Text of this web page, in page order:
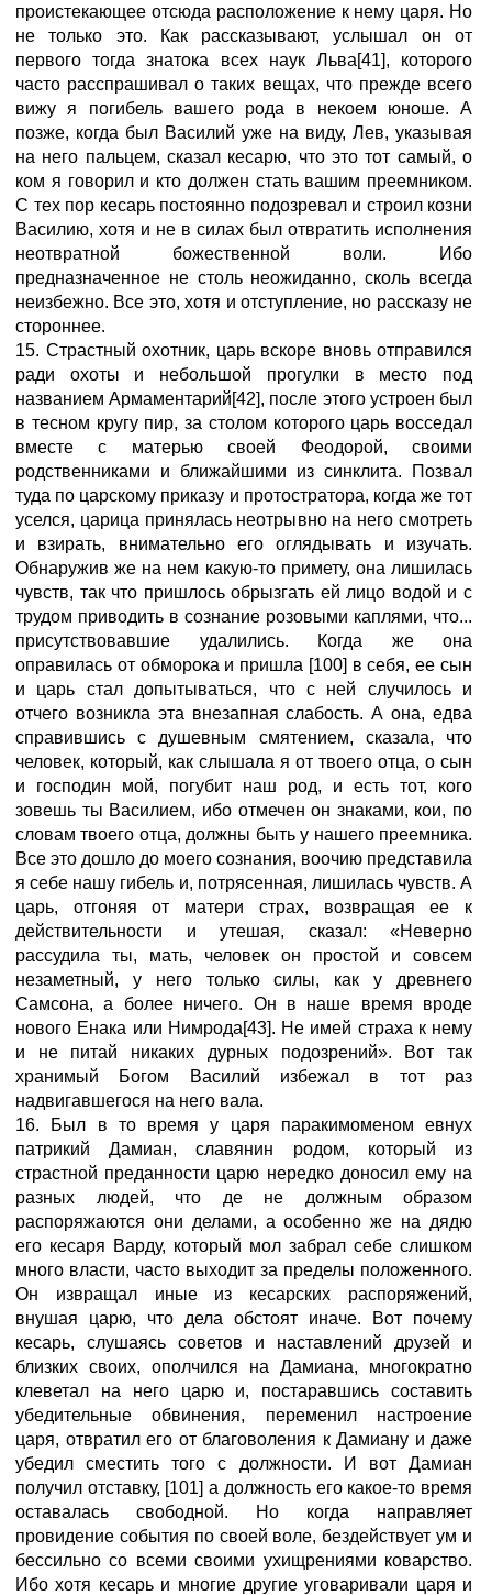
проистекающее отсюда расположение к нему царя. Но
не только это. Как рассказывают, услышал он от
первого тогда знатока всех наук Льва[41], которого
часто расспрашивал о таких вещах, что прежде всего
вижу я погибель вашего рода в некоем юноше. А
позже, когда был Василий уже на виду, Лев, указывая
на него пальцем, сказал кесарю, что это тот самый, о
ком я говорил и кто должен стать вашим преемником.
С тех пор кесарь постоянно подозревал и строил козни
Василию, хотя и не в силах был отвратить исполнения
неотвратной божественной воли. Ибо
предназначенное не столь неожиданно, сколь всегда
неизбежно. Все это, хотя и отступление, но рассказу не
стороннее.
15. Страстный охотник, царь вскоре вновь отправился
ради охоты и небольшой прогулки в место под
названием Армаментарий[42], после этого устроен был
в тесном кругу пир, за столом которого царь восседал
вместе с матерью своей Феодорой, своими
родственниками и ближайшими из синклита. Позвал
туда по царскому приказу и протостратора, когда же тот
уселся, царица принялась неотрывно на него смотреть
и взирать, внимательно его оглядывать и изучать.
Обнаружив же на нем какую-то примету, она лишилась
чувств, так что пришлось обрызгать ей лицо водой и с
трудом приводить в сознание розовыми каплями, что...
присутствовавшие удалились. Когда же она
оправилась от обморока и пришла [100] в себя, ее сын
и царь стал допытываться, что с ней случилось и
отчего возникла эта внезапная слабость. А она, едва
справившись с душевным смятением, сказала, что
человек, который, как слышала я от твоего отца, о сын
и господин мой, погубит наш род, и есть тот, кого
зовешь ты Василием, ибо отмечен он знаками, кои, по
словам твоего отца, должны быть у нашего преемника.
Все это дошло до моего сознания, воочию представила
я себе нашу гибель и, потрясенная, лишилась чувств. А
царь, отгоняя от матери страх, возвращая ее к
действительности и утешая, сказал: «Неверно
рассудила ты, мать, человек он простой и совсем
незаметный, у него только силы, как у древнего
Самсона, а более ничего. Он в наше время вроде
нового Енака или Нимрода[43]. Не имей страха к нему
и не питай никаких дурных подозрений». Вот так
хранимый Богом Василий избежал в тот раз
надвигавшегося на него вала.
16. Был в то время у царя паракимоменом евнух
патрикий Дамиан, славянин родом, который из
страстной преданности царю нередко доносил ему на
разных людей, что де не должным образом
распоряжаются они делами, а особенно же на дядю
его кесаря Варду, который мол забрал себе слишком
много власти, часто выходит за пределы положенного.
Он извращал иные из кесарских распоряжений,
внушая царю, что дела обстоят иначе. Вот почему
кесарь, слушаясь советов и наставлений друзей и
близких своих, ополчился на Дамиана, многократно
клеветал на него царю и, постаравшись составить
убедительные обвинения, переменил настроение
царя, отвратил его от благоволения к Дамиану и даже
убедил сместить того с должности. И вот Дамиан
получил отставку, [101] а должность его какое-то время
оставалась свободной. Но когда направляет
провидение события по своей воле, бездействует ум и
бессильно со всеми своими ухищрениями коварство.
Ибо хотя кесарь и многие другие уговаривали царя и